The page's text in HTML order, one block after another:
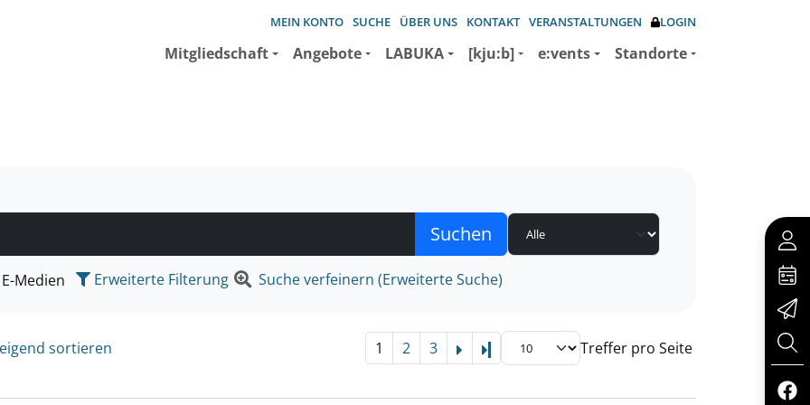
MEIN KONTO SUCHE ÜBER UNS KONTAKT VERANSTALTUNGEN LOGIN
Mitgliedschaft Angebote LABUKA [kju:b] e:vents Standorte
suchen wollen.
E-Medien Erweiterte Filterung Suche verfeinern (Erweiterte Suche)
sortieren 1 2 3 Letzte Seite Treffer pro Seite